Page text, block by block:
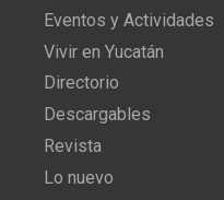
Eventos y Actividades
Vivir en Yucatán
Directorio
Descargables
Revista
Lo nuevo